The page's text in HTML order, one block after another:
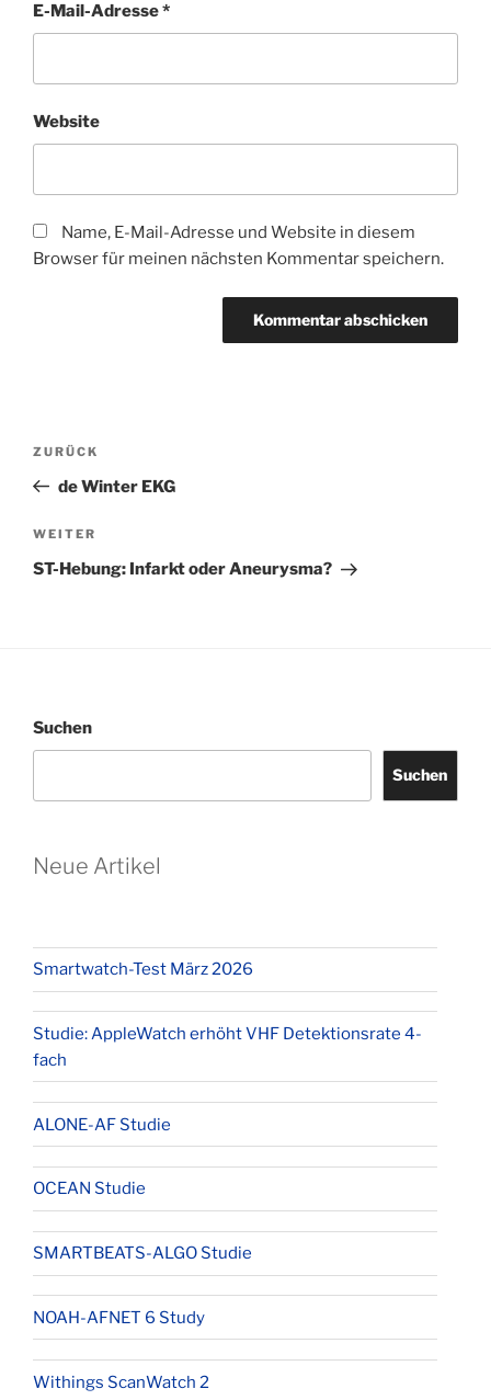
E-Mail-Adresse*
Website
Name, E-Mail-Adresse und Website in diesem
Browser für meinen nächsten Kommentar speichern.
Beitragsnavigation
Vorheriger
Beitrag
ZURÜCK
de Winter EKG
Nächster
Beitrag
WEITER
ST-Hebung: Infarkt oder Aneurysma?
Suchen
Suchen
Neue Artikel
Smartwatch-Test März 2026
Studie: AppleWatch erhöht VHF Detektionsrate 4-
fach
ALONE-AF Studie
OCEAN Studie
SMARTBEATS-ALGO Studie
NOAH-AFNET 6 Study
Withings ScanWatch 2